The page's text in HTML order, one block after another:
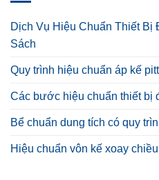
Dịch Vụ Hiệu Chuẩn Thiết
Sách
Quy trình hiệu chuẩn áp kế
Các bước hiệu chuẩn thiết bị
Bể chuẩn dung tích có quy
Hiệu chuẩn vôn kế xoay